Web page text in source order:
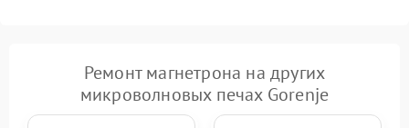
Ремонт магнетрона на других
микроволновых печах Gorenje